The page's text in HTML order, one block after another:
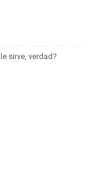
sirve, verdad?